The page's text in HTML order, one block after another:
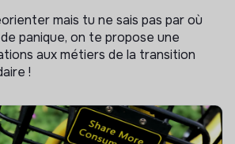
mais tu ne sais pas par où
panique, on te propose une
aux métiers de la transition
!